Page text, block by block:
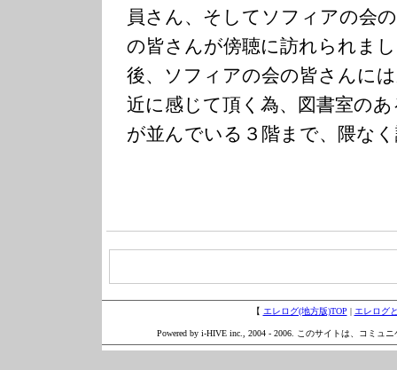
員さん、そしてソフィアの会
の皆さんが傍聴に訪れられま
後、ソフィアの会の皆さんに
近に感じて頂く為、図書室の
が並んでいる３階まで、隈な
【 エレログ(地方版)TOP | エレログ
Powered by i-HIVE inc., 2004 - 2006. このサイトは、コミュ